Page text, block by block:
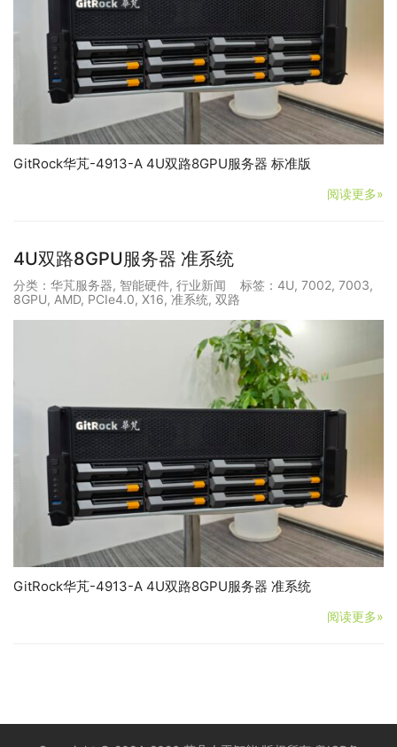
GitRock华芃-4913-A 4U双路8GPU服务器 标准版
阅读更多»
4U双路8GPU服务器 准系统
分类： 华芃服务器, 智能硬件, 行业新闻 标签： 4U, 7002, 7003,
8GPU, AMD, PCIe4.0, X16, 准系统, 双路
GitRock华芃-4913-A 4U双路8GPU服务器 准系统
阅读更多»